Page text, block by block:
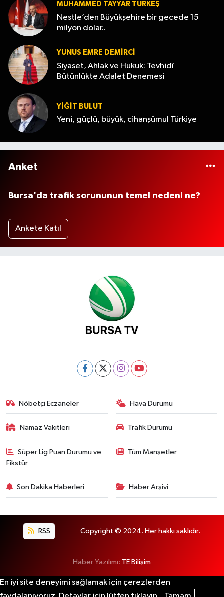
MUHAMMED TAYYAR TÜRKEŞ
Nestle’den Büyükşehire bir gecede 15
milyon dolar..
YUNUS EMRE DEMIRCI
Siyaset, Ahlak ve Hukuk: Tevhidî
Bütünlükte Adalet Denemesi
YİĞİT BULUT
Yeni, güçlü, büyük, cihanşümul Türkiye
Anket
Bursa'da trafik sorununun temel nedeni ne?
Ankete Katıl
Nöbetçi Eczaneler Hava Durumu
Namaz Vakitleri Trafik Durumu
Süper Lig Puan Durumu ve
Fikstür
Tüm Manşetler
Son Dakika Haberleri Haber Arşivi
RSS Copyright © 2024. Her hakkı saklıdır.
Haber Yazılımı: TE Bilişim
En iyi site deneyimi sağlamak için çerezlerden